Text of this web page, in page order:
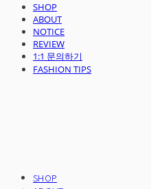
SHOP
ABOUT
NOTICE
REVIEW
1:1 문의하기
FASHION TIPS
SHOP